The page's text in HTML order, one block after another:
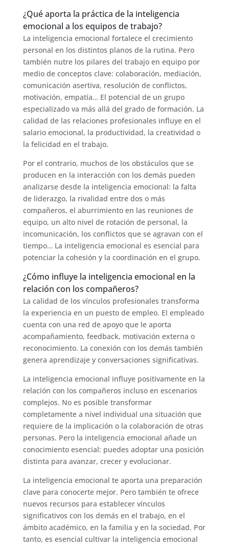
¿Qué aporta la práctica de la inteligencia
emocional a los equipos de trabajo?
La inteligencia emocional fortalece el crecimiento
personal en los distintos planos de la rutina. Pero
también nutre los pilares del trabajo en equipo por
medio de conceptos clave: colaboración, mediación,
comunicación asertiva, resolución de conflictos,
motivación, empatía… El potencial de un grupo
especializado va más allá del grado de formación. La
calidad de las relaciones profesionales influye en el
salario emocional, la productividad, la creatividad o
la felicidad en el trabajo.
Por el contrario, muchos de los obstáculos que se
producen en la interacción con los demás pueden
analizarse desde la inteligencia emocional: la falta
de liderazgo, la rivalidad entre dos o más
compañeros, el aburrimiento en las reuniones de
equipo, un alto nivel de rotación de personal, la
incomunicación, los conflictos que se agravan con el
tiempo… La inteligencia emocional es esencial para
potenciar la cohesión y la coordinación en el grupo.
¿Cómo influye la inteligencia emocional en la
relación con los compañeros?
La calidad de los vínculos profesionales transforma
la experiencia en un puesto de empleo. El empleado
cuenta con una red de apoyo que le aporta
acompañamiento, feedback, motivación externa o
reconocimiento. La conexión con los demás también
genera aprendizaje y conversaciones significativas.
La inteligencia emocional influye positivamente en la
relación con los compañeros incluso en escenarios
complejos. No es posible transformar
completamente a nivel individual una situación que
requiere de la implicación o la colaboración de otras
personas. Pero la inteligencia emocional añade un
conocimiento esencial: puedes adoptar una posición
distinta para avanzar, crecer y evolucionar.
La inteligencia emocional te aporta una preparación
clave para conocerte mejor. Pero también te ofrece
nuevos recursos para establecer vínculos
significativos con los demás en el trabajo, en el
ámbito académico, en la familia y en la sociedad. Por
tanto, es esencial cultivar la inteligencia emocional